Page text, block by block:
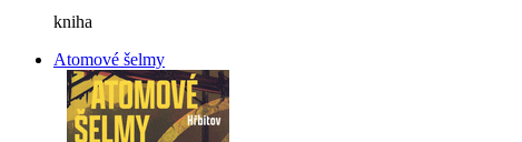
kniha
Atomové šelmy